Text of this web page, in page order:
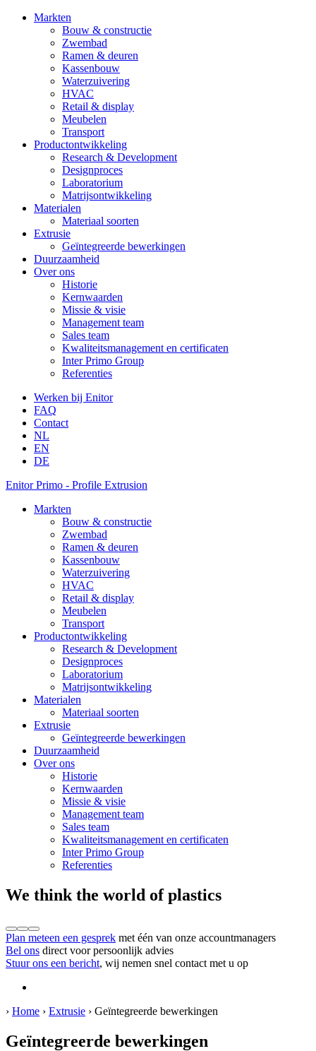
Markten
Bouw & constructie
Zwembad
Ramen & deuren
Kassenbouw
Waterzuivering
HVAC
Retail & display
Meubelen
Transport
Productontwikkeling
Research & Development
Designproces
Laboratorium
Matrijsontwikkeling
Materialen
Materiaal soorten
Extrusie
Geïntegreerde bewerkingen
Duurzaamheid
Over ons
Historie
Kernwaarden
Missie & visie
Management team
Sales team
Kwaliteitsmanagement en certificaten
Inter Primo Group
Referenties
Werken bij Enitor
FAQ
Contact
NL
EN
DE
Enitor Primo - Profile Extrusion
Markten
Bouw & constructie
Zwembad
Ramen & deuren
Kassenbouw
Waterzuivering
HVAC
Retail & display
Meubelen
Transport
Productontwikkeling
Research & Development
Designproces
Laboratorium
Matrijsontwikkeling
Materialen
Materiaal soorten
Extrusie
Geïntegreerde bewerkingen
Duurzaamheid
Over ons
Historie
Kernwaarden
Missie & visie
Management team
Sales team
Kwaliteitsmanagement en certificaten
Inter Primo Group
Referenties
We think the world of plastics
Plan meteen een gesprek met één van onze accountmanagers
Bel ons direct voor persoonlijk advies
Stuur ons een bericht, wij nemen snel contact met u op
› Home › Extrusie › Geïntegreerde bewerkingen
Geïntegreerde bewerkingen